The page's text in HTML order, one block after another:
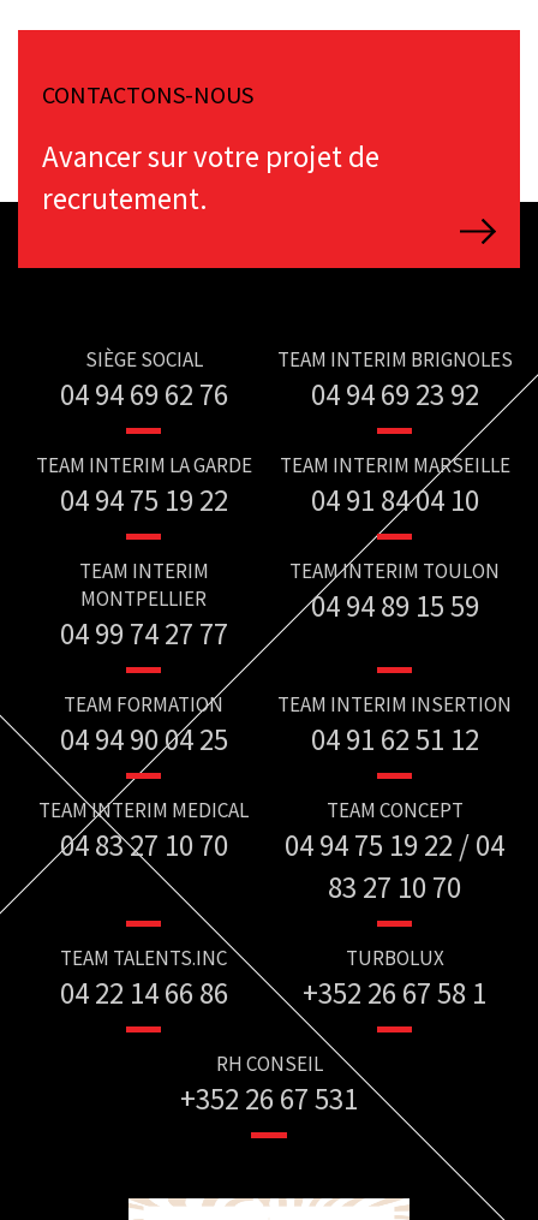
CONTACTONS-NOUS
Avancer sur votre projet de
recrutement.
SIÈGE SOCIAL
04 94 69 62 76
TEAM INTERIM BRIGNOLES
04 94 69 23 92
TEAM INTERIM LA GARDE
04 94 75 19 22
TEAM INTERIM MARSEILLE
04 91 84 04 10
TEAM INTERIM
MONTPELLIER
04 99 74 27 77
TEAM INTERIM TOULON
04 94 89 15 59
TEAM FORMATION
04 94 90 04 25
TEAM INTERIM INSERTION
04 91 62 51 12
TEAM INTERIM MEDICAL
04 83 27 10 70
TEAM CONCEPT
04 94 75 19 22 / 04
83 27 10 70
TEAM TALENTS.INC
04 22 14 66 86
TURBOLUX
+352 26 67 58 1
RH CONSEIL
+352 26 67 531